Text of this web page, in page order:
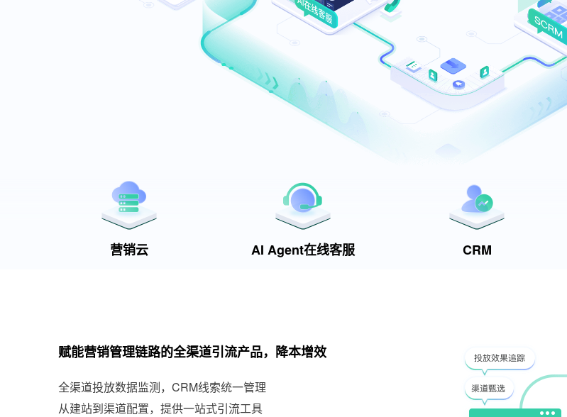
营销云 AI Agent在线客服 CRM
赋能营销管理链路的全渠道引流产品，降本增效
全渠道投放数据监测，CRM线索统一管理
从建站到渠道配置，提供一站式引流工具